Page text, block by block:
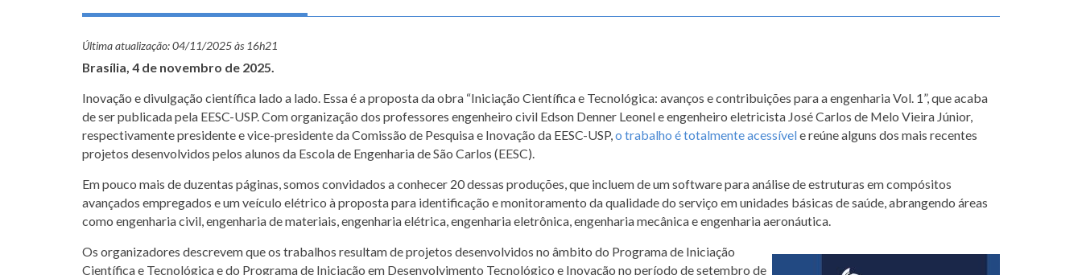
Última atualização:04/11/2025 às 16h21
Brasília, 4 de novembro de 2025.
Inovação e divulgação científica lado a lado. Essa é a proposta da obra “Iniciação Científica e Tecnológica: avanços e contribuições para a engenharia Vol. 1”, que acaba
de ser publicada pela EESC-USP. Com organização dos professores engenheiro civil Edson Denner Leonel e engenheiro eletricista José Carlos de Melo Vieira Júnior,
respectivamente presidente e vice-presidente da Comissão de Pesquisa e Inovação da EESC-USP,o trabalho é totalmente acessívele reúne alguns dos mais recentes
projetos desenvolvidos pelos alunos da Escola de Engenharia de São Carlos (EESC).
Em pouco mais de duzentas páginas, somos convidados a conhecer 20 dessas produções, que incluem de um software para análise de estruturas em compósitos
avançados empregados e um veículo elétrico à proposta para identificação e monitoramento da qualidade do serviço em unidades básicas de saúde, abrangendo áreas
como engenharia civil, engenharia de materiais, engenharia elétrica, engenharia eletrônica, engenharia mecânica e engenharia aeronáutica.
Os organizadores descrevem que os trabalhos resultam de projetos desenvolvidos no âmbito do Programa de Iniciação
Científica e Tecnológica e do Programa de Iniciação em Desenvolvimento Tecnológico e Inovação no período de setembro de